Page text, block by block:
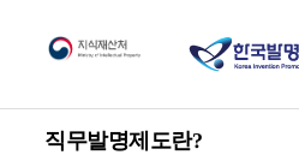
직무발명제도란?